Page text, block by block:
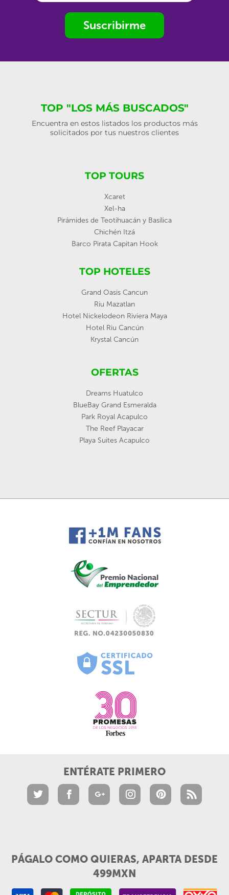
Suscribirme
TOP "LOS MÁS BUSCADOS"
Encuentra en estos listados los productos más
solicitados por tus nuestros clientes
TOP TOURS
Xcaret
Xel-ha
Pirámides de Teotihuacán y Basílica
Chichén Itzá
Barco Pirata Capitan Hook
TOP HOTELES
Grand Oasis Cancun
Riu Mazatlan
Hotel Nickelodeon Riviera Maya
Hotel Riu Cancún
Krystal Cancún
OFERTAS
Dreams Huatulco
BlueBay Grand Esmeralda
Park Royal Acapulco
The Reef Playacar
Playa Suites Acapulco
ENTÉRATE PRIMERO
PÁGALO COMO QUIERAS, APARTA DESDE
499MXN